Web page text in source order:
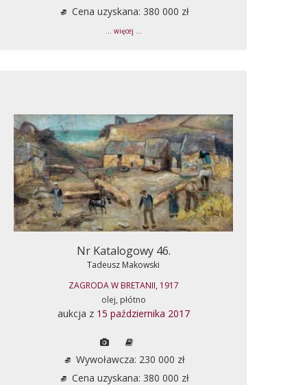
Cena uzyskana: 380 000 zł
... więcej ...
Nr Katalogowy 46.
Tadeusz Makowski
ZAGRODA W BRETANII, 1917
olej, płótno
aukcja z 15 października 2017
Wywoławcza: 230 000 zł
Cena uzyskana: 380 000 zł